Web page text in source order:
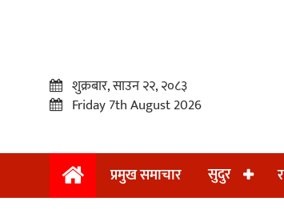
प्रमुख
शुक्रबार, साउन २२, २०८३
Friday 7th August 2026
प्रमुख समाचार सुदुर